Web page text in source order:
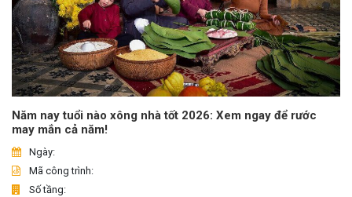
Năm nay tuổi nào xông nhà tốt 2026: Xem ngay để rước
may mắn cả năm!
Ngày:
Mã công trình:
Số tầng: